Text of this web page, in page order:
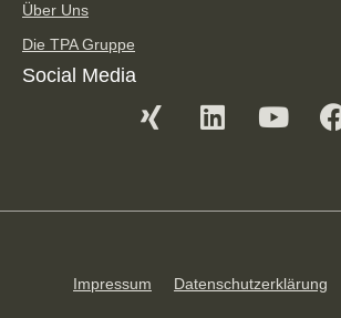
Über Uns
Die TPA Gruppe
Social Media
Impressum Datenschutzerklärung